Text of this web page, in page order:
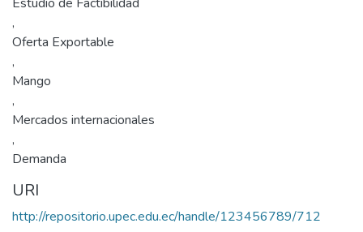
,
Oferta Exportable
,
Mango
,
Mercados internacionales
,
Demanda
URI
http://repositorio.upec.edu.ec/handle/123456789/712